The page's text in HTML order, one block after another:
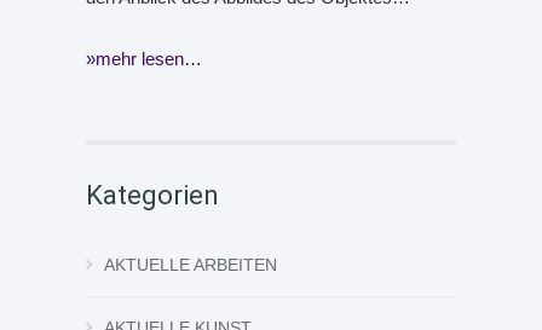
mehr lesen…
Kategorien
AKTUELLE ARBEITEN
AKTUELLE KUNST